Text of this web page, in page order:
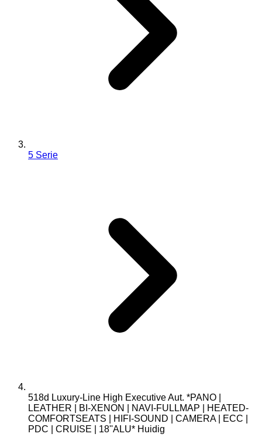
5 Serie
518d Luxury-Line High Executive Aut. *PANO |
LEATHER | BI-XENON | NAVI-FULLMAP | HEATED-
COMFORTSEATS | HIFI-SOUND | CAMERA | ECC |
PDC | CRUISE | 18''ALU* Huidig